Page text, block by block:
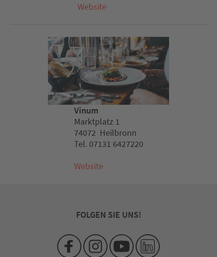
Website
Vinum
Marktplatz 1
74072 Heilbronn
Tel. 07131 6427220
Website
FOLGEN SIE UNS!